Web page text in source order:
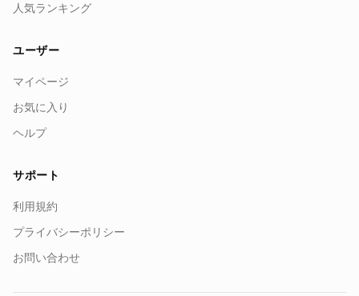
人気ランキング
ユーザー
マイページ
お気に入り
ヘルプ
サポート
利用規約
プライバシーポリシー
お問い合わせ